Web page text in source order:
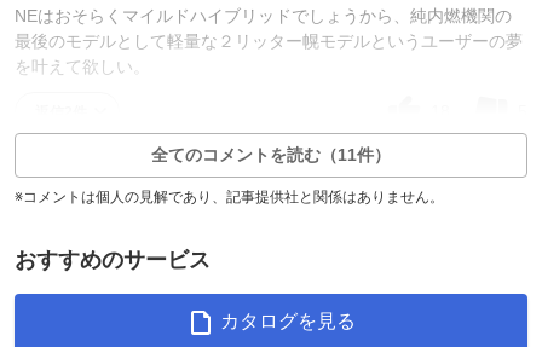
NEはおそらくマイルドハイブリッドでしょうから、純内燃機関の
最後のモデルとして軽量な２リッター幌モデルというユーザーの夢
を叶えて欲しい。
全てのコメントを読む（11件）
※コメントは個人の見解であり、記事提供社と関係はありません。
おすすめのサービス
カタログを見る